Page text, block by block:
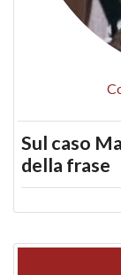
Sul caso
della frase